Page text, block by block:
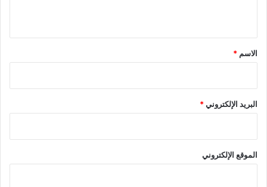
*
الاسم *
البريد الإلكتروني*
الموقع الإلكتروني